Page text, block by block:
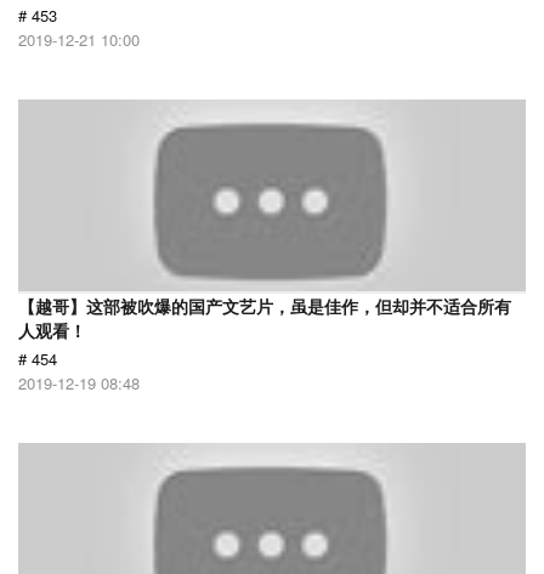
# 453
2019-12-21 10:00
【越哥】这部被吹爆的国产文艺片，虽是佳作，但却并不适合所有
人观看！
# 454
2019-12-19 08:48